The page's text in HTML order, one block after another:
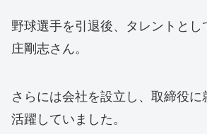
野球選手を引退後、タレントと
庄剛志さん。
さらには会社を設立し、取締役
活躍していました。